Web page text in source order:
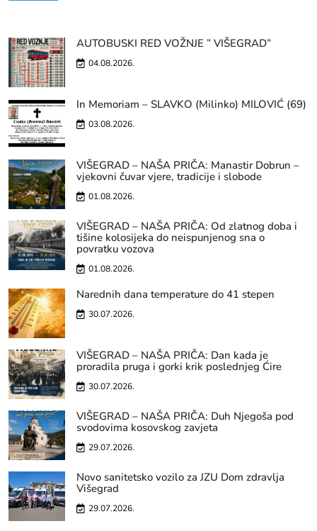
AUTOBUSKI RED VOŽNJE ” VIŠEGRAD”
04.08.2026.
In Memoriam – SLAVKO (Milinko) MILOVIĆ (69)
03.08.2026.
VIŠEGRAD – NAŠA PRIČA: Manastir Dobrun –
vjekovni čuvar vjere, tradicije i slobode
01.08.2026.
VIŠEGRAD – NAŠA PRIČA: Od zlatnog doba i
tišine kolosijeka do neispunjenog sna o
povratku vozova
01.08.2026.
Narednih dana temperature do 41 stepen
30.07.2026.
VIŠEGRAD – NAŠA PRIČA: Dan kada je
proradila pruga i gorki krik poslednjeg Ćire
30.07.2026.
VIŠEGRAD – NAŠA PRIČA: Duh Njegoša pod
svodovima kosovskog zavjeta
29.07.2026.
Novo sanitetsko vozilo za JZU Dom zdravlja
Višegrad
29.07.2026.